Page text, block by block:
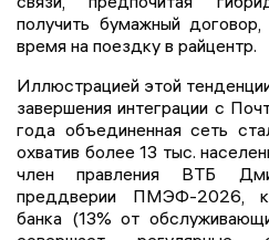
получить бумажный
время на поездку в райцентр.
Иллюстрацией этой
завершения интеграции с
года объединенная сеть
охватив более 13 тыс.
член правления ВТБ
преддверии ПМЭФ-2026,
банка (13% от